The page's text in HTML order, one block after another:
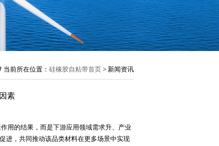
当前所在位置： 硅橡胶自粘带首页> 新闻资讯
素
用的结果，而是下游应用领域需求升、产业
进，共同推动该品类材料在更多场景中实现